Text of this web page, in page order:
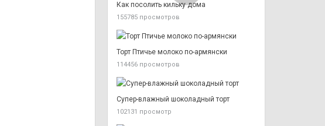
Как посолить кильку дома
155785 просмотров
Торт Птичье молоко по-армянски
114456 просмотров
Супер-влажный шоколадный торт
102131 просмотр